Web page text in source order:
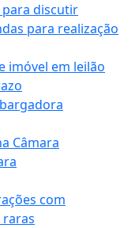
para discutir
para realização
imóvel em leilão
Câmara
com